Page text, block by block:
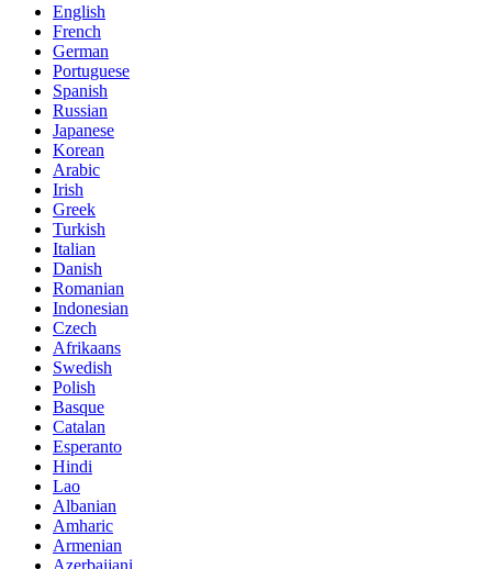
English
French
German
Portuguese
Spanish
Russian
Japanese
Korean
Arabic
Irish
Greek
Turkish
Italian
Danish
Romanian
Indonesian
Czech
Afrikaans
Swedish
Polish
Basque
Catalan
Esperanto
Hindi
Lao
Albanian
Amharic
Armenian
Azerbaijani